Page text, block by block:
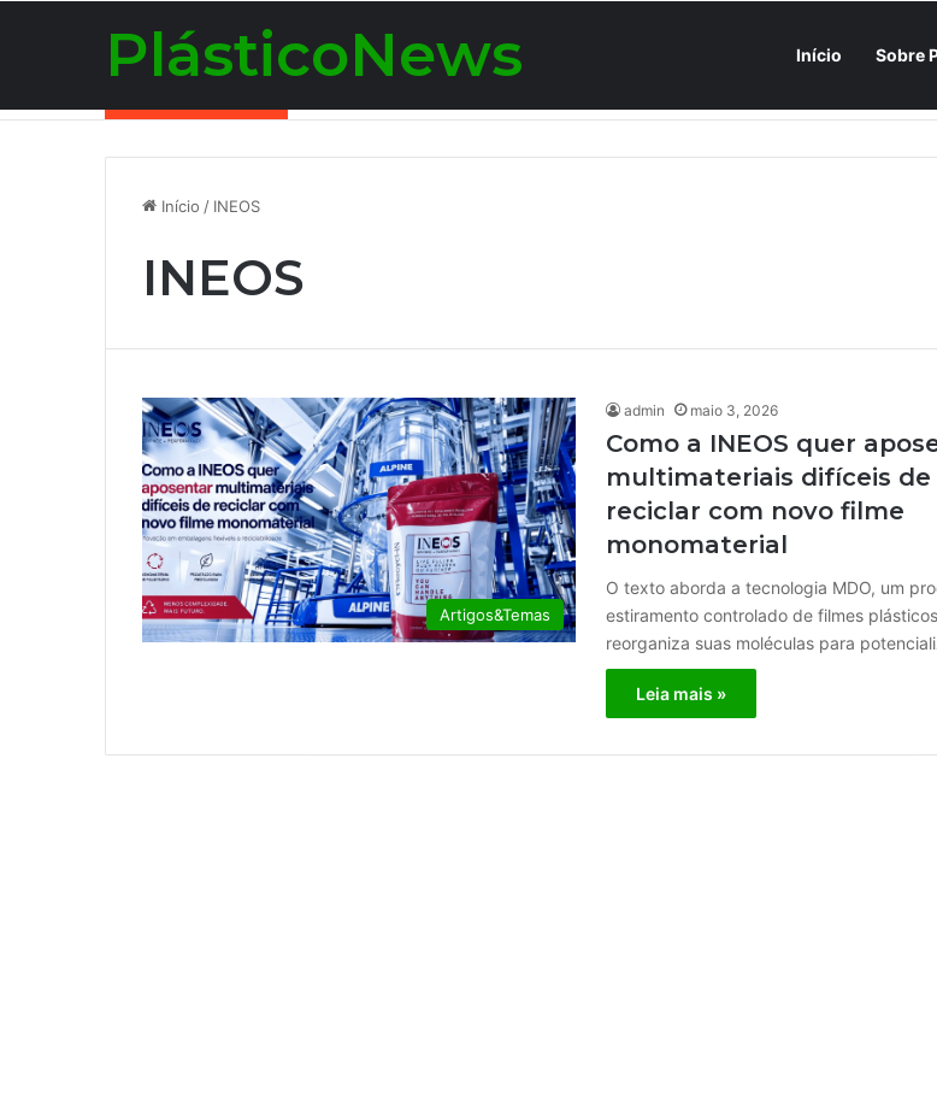
PlásticoNews Início Sobre
Início / INEOS
INEOS
Artigos&Temas
admin maio 3, 2026
Como a INEOS quer
multimateriais difíceis de
reciclar com novo filme
monomaterial
O texto aborda a tecnologia MDO, um
estiramento controlado de filmes
reorganiza suas moléculas para
Leia mais »